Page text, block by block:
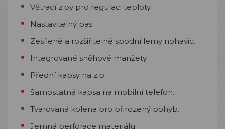
Větrací zipy pro regulaci teploty.
Nastavitelný pas.
Zesílené a rozšiřitelné spodní lemy nohavic.
Integrované sněhové manžety.
Přední kapsy na zip.
Samostatná kapsa na mobilní telefon.
Tvarovaná kolena pro přirozený pohyb.
Jemná perforace materiálu.